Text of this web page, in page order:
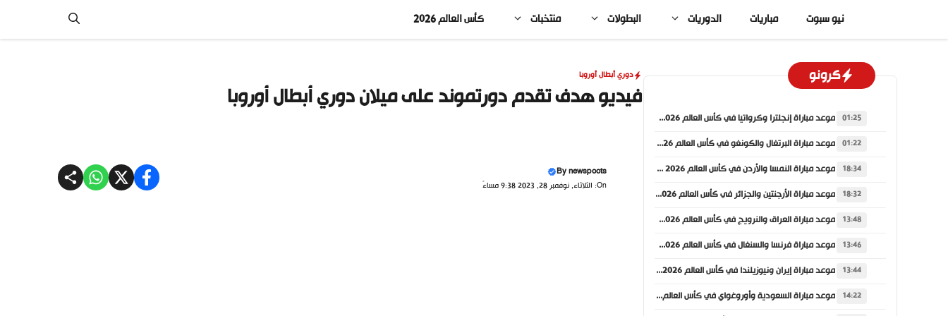
المحتوى
نيو سبوت مباريات الدوريات البطولات منتخبات كأس العالم 2026
دوري أبطال أوروبا
فيديو هدف تقدم دورتموند على ميلان دوري أبطال أوروبا
Bynewspoots
On: الثلاثاء, نوفمبر 28, 2023 9:38 مساءً
كرونو
01:25 موعد مباراة إنجلترا وكرواتيا في كأس العالم 2026 والقنوات الناقلة
01:22 موعد مباراة البرتغال والكونغو في كأس العالم 2026 والقنوات الناقلة
18:34 موعد مباراة النمسا والأردن في كأس العالم 2026 والقنوات الناقلة
18:32 موعد مباراة الأرجنتين والجزائر في كأس العالم 2026 والقنوات الناقلة
13:48 موعد مباراة العراق والنرويج في كأس العالم 2026 والقنوات الناقلة
13:46 موعد مباراة فرنسا والسنغال في كأس العالم 2026 والقنوات الناقلة
13:44 موعد مباراة إيران ونيوزيلندا في كأس العالم 2026 والقنوات الناقلة
14:22 موعد مباراة السعودية وأوروغواي في كأس العالم 2026 والقنوات الناقلة